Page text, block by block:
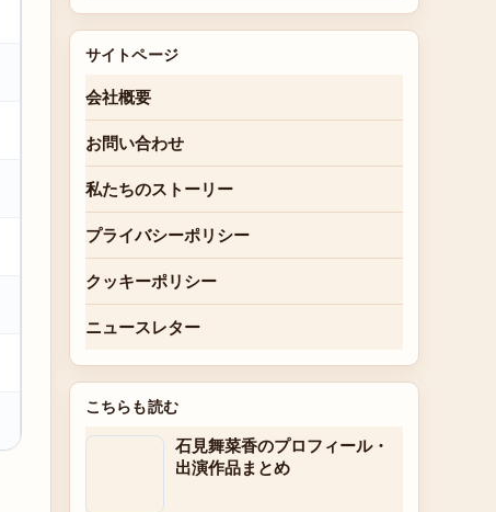
サイトページ
会社概要
お問い合わせ
私たちのストーリー
プライバシーポリシー
クッキーポリシー
ニュースレター
こちらも読む
石見舞菜香のプロフィール・
出演作品まとめ